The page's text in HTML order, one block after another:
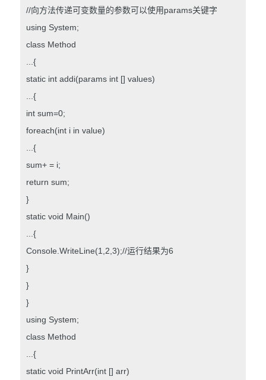
//向方法传递可变数量的参数可以使用params关键字
using System;
class Method
...{
static int addi(params int [] values)
...{
int sum=0;
foreach(int i in value)
...{
sum+ = i;
return sum;
}
static void Main()
...{
Console.WriteLine(1,2,3);//运行结果为6
}
}
}
using System;
class Method
...{
static void PrintArr(int [] arr)